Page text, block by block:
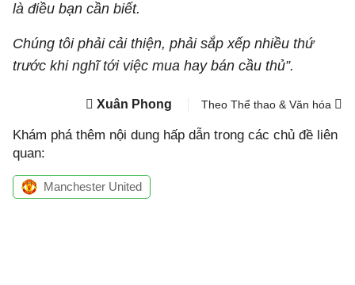
là điều bạn cần biết.
Chúng tôi phải cải thiện, phải sắp xếp nhiều thứ
trước khi nghĩ tới việc mua hay bán cầu thủ”.
Xuân Phong Theo Thể thao & Văn hóa
Khám phá thêm nội dung hấp dẫn trong các chủ đề liên
quan:
Manchester United